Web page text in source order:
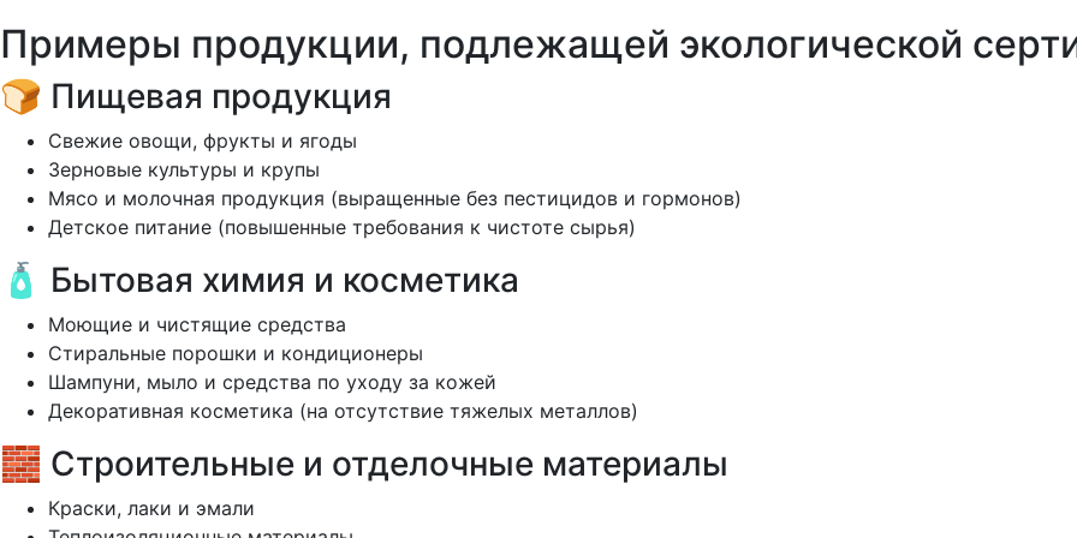
Примеры продукции, подлежащей экологической
🍞 Пищевая продукция
Свежие овощи, фрукты и ягоды
Зерновые культуры и крупы
Мясо и молочная продукция (выращенные без пестицидов и гормонов)
Детское питание (повышенные требования к чистоте сырья)
🧴 Бытовая химия и косметика
Моющие и чистящие средства
Стиральные порошки и кондиционеры
Шампуни, мыло и средства по уходу за кожей
Декоративная косметика (на отсутствие тяжелых металлов)
🧱 Строительные и отделочные материалы
Краски, лаки и эмали